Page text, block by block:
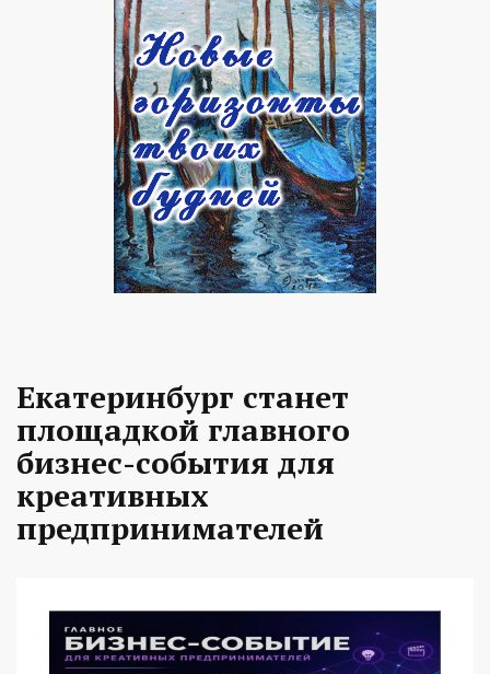
Екатеринбург станет
площадкой главного
бизнес-события для
креативных
предпринимателей